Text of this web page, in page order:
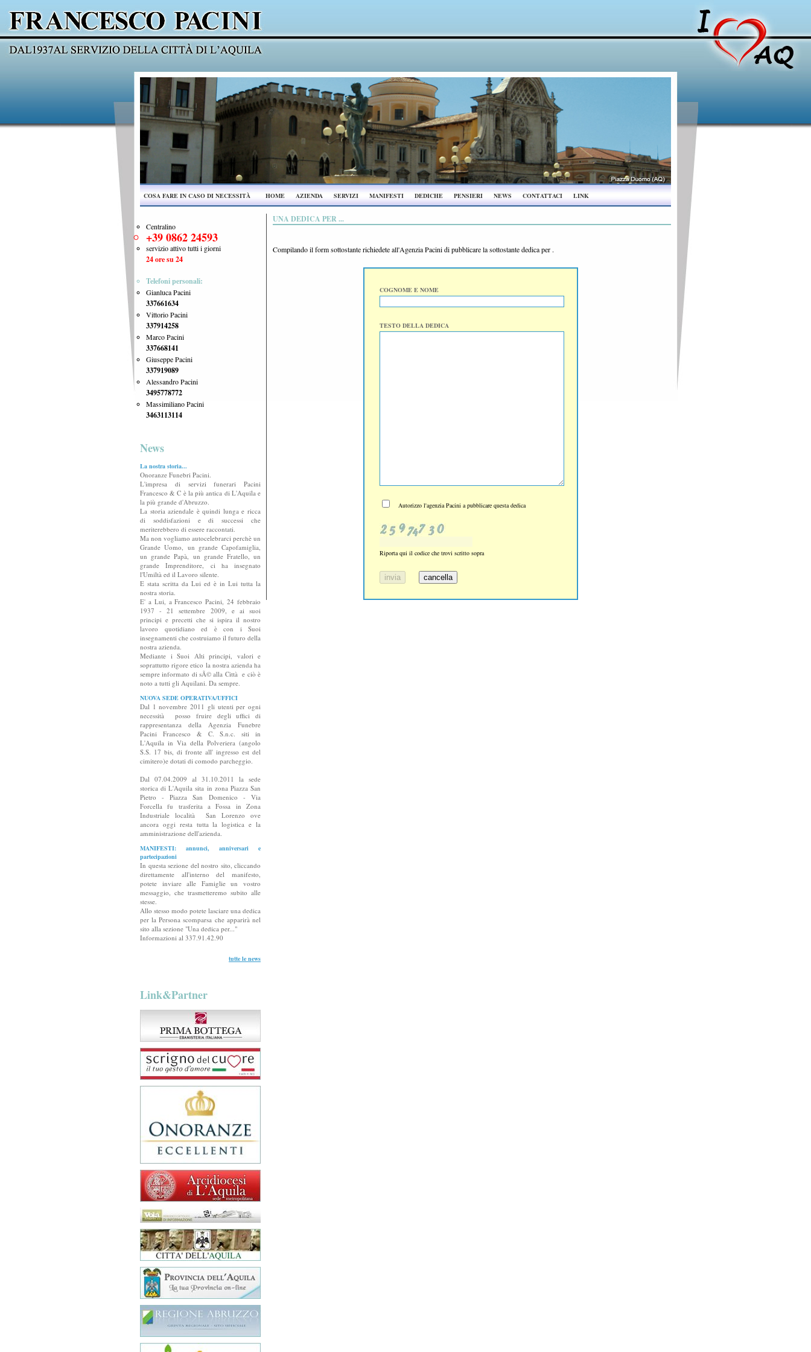
COSA FARE IN CASO DI NECESSITÀ HOME AZIENDA SERVIZI MANIFESTI DEDICHE PENSIERI NEWS CONTATTACI LINK
Centralino
+39 0862 24593
servizio attivo tutti i giorni
24 ore su 24
Telefoni personali:
Gianluca Pacini
337661634
Vittorio Pacini
337914258
Marco Pacini
337668141
Giuseppe Pacini
337919089
Alessandro Pacini
3495778772
Massimiliano Pacini
3463113114
News
La nostra storia...
Onoranze Funebri Pacini.
L'impresa di servizi funerari Pacini
Francesco & C è la più antica di L'Aquila e
la più grande d'Abruzzo.
La storia aziendale è quindi lunga e ricca
di soddisfazioni e di successi che
meriterebbero di essere raccontati.
Ma non vogliamo autocelebrarci perchè un
Grande Uomo, un grande Capofamiglia,
un grande Papà, un grande Fratello, un
grande Imprenditore, ci ha insegnato
l'Umiltà ed il Lavoro silente.
E stata scritta da Lui ed è in Lui tutta la
nostra storia.
E' a Lui, a Francesco Pacini, 24 febbraio
1937 - 21 settembre 2009, e ai suoi
principi e precetti che si ispira il nostro
lavoro quotidiano ed è con i Suoi
insegnamenti che costruiamo il futuro della
nostra azienda.
Mediante i Suoi Alti principi, valori e
soprattutto rigore etico la nostra azienda ha
sempre informato di sÃ© alla Città e ciò è
noto a tutti gli Aquilani. Da sempre.
NUOVA SEDE OPERATIVA/UFFICI
Dal 1 novembre 2011 gli utenti per ogni
necessità posso fruire degli uffici di
rappresentanza della Agenzia Funebre
Pacini Francesco & C. S.n.c. siti in
L'Aquila in Via della Polveriera (angolo
S.S. 17 bis, di fronte all' ingresso est del
cimitero)e dotati di comodo parcheggio.
Dal 07.04.2009 al 31.10.2011 la sede
storica di L'Aquila sita in zona Piazza San
Pietro - Piazza San Domenico - Via
Forcella fu trasferita a Fossa in Zona
Industriale località San Lorenzo ove
ancora oggi resta tutta la logistica e la
amministrazione dell'azienda.
MANIFESTI: annunci, anniversari e
partecipazioni
In questa sezione del nostro sito, cliccando
direttamente all'interno del manifesto,
potete inviare alle Famiglie un vostro
messaggio, che trasmetteremo subito alle
stesse.
Allo stesso modo potete lasciare una dedica
per la Persona scomparsa che apparirà nel
sito alla sezione "Una dedica per..."
Informazioni al 337.91.42.90
tutte le news
Link&Partner
UNA DEDICA PER ...
Compilando il form sottostante richiedete all'Agenzia Pacini di pubblicare la sottostante dedica per .
COGNOME E NOME
TESTO DELLA DEDICA
Autorizzo l'agenzia Pacini a pubblicare questa dedica
Riporta qui il codice che trovi scritto sopra